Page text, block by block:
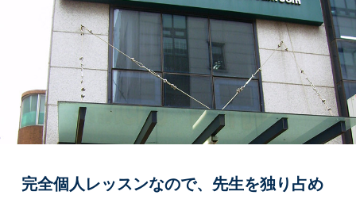
完全個人レッスンなので、先生を独り占め